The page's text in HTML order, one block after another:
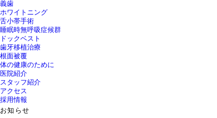
義歯
ホワイトニング
舌小帯手術
睡眠時無呼吸症候群
ドックベスト
歯牙移植治療
根面被覆
体の健康のために
医院紹介
スタッフ紹介
アクセス
採用情報
お知らせ